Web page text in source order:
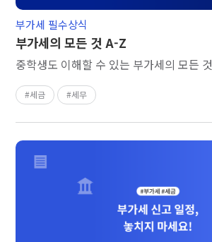
부가세의 모든 것 A-Z
중학생도 이해할 수 있는 부가세의 모든 것
부가세 필수상식
세금 세무